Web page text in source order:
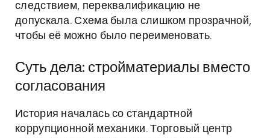
следствием, переквалификацию не
допускала. Схема была слишком прозрачной,
чтобы её можно было переименовать.
Суть дела: стройматериалы вместо
согласования
История началась со стандартной
коррупционной механики. Торговый центр